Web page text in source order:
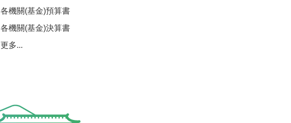
各機關(基金)預算書
各機關(基金)決算書
更多...